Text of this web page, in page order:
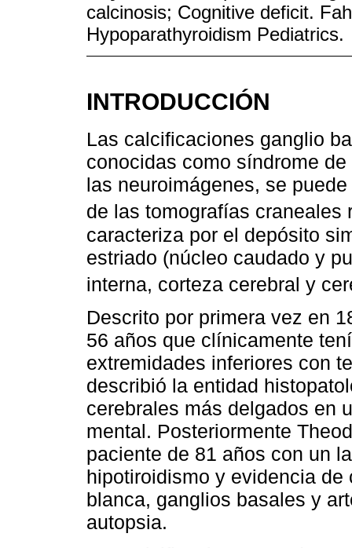
calcinosis; Cognitive deficit.
Hypoparathyroidism Pediatrics.
INTRODUCCIÓN
Las calcificaciones ganglio
conocidas como síndrome
las neuroimágenes, se
de las tomografías
caracteriza por el depósito
estriado (núcleo caudado y
interna, corteza cerebral y
Descrito por primera vez en
56 años que clínicamente
extremidades inferiores con
describió la entidad
cerebrales más delgados en
mental. Posteriormente
paciente de 81 años con un
hipotiroidismo y evidencia
blanca, ganglios basales y
autopsia.